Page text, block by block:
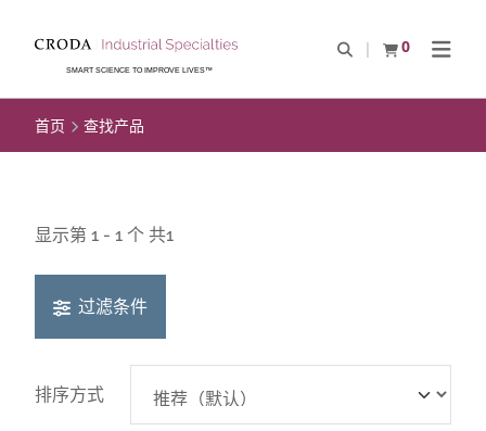
CONTENTSMART SCIENCE TO IMPROVE LIVES™
Open Search
0
查看购物车Open
首页 查找产品
显示第 1 - 1 个 共1
过滤条件
排序方式